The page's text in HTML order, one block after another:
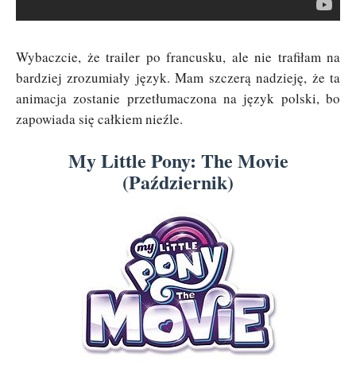
Wybaczcie, że trailer po francusku, ale nie trafiłam na
bardziej zrozumiały język. Mam szczerą nadzieję, że ta
animacja zostanie przetłumaczona na język polski, bo
zapowiada się całkiem nieźle.
My Little Pony: The Movie
(Październik)